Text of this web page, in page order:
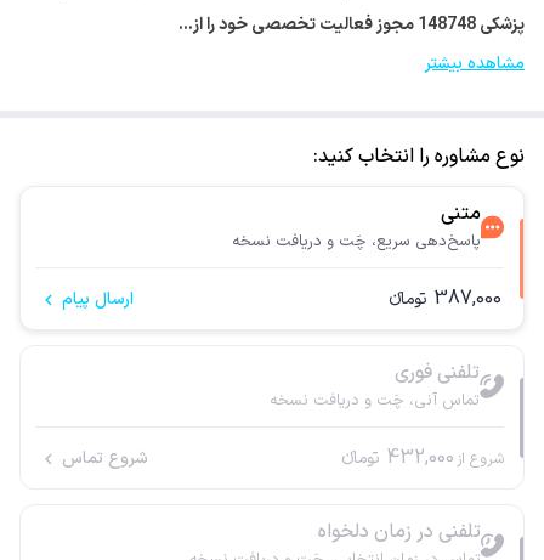
پزشکی 148748 مجوز فعالیت تخصصی خود را از…
مشاهده بیشتر
نوع مشاوره را انتخاب کنید:
متنی
پاسخ‌دهی سریع، چَت و دریافت نسخه
387,000 تومانء ارسال پیام
تلفنی فوری
تماس آنی، چَت و دریافت نسخه
شروع از 432,000 تومانء شروع تماس
تلفنی در زمان دلخواه